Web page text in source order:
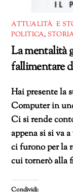
ATTUALITÀ E
POLITICA,
La mentalità
fallimentare
Hai presente la
Computer in
Ci si rende
appena si si va
ci furono per la
cui tornerò alla
Condividi: